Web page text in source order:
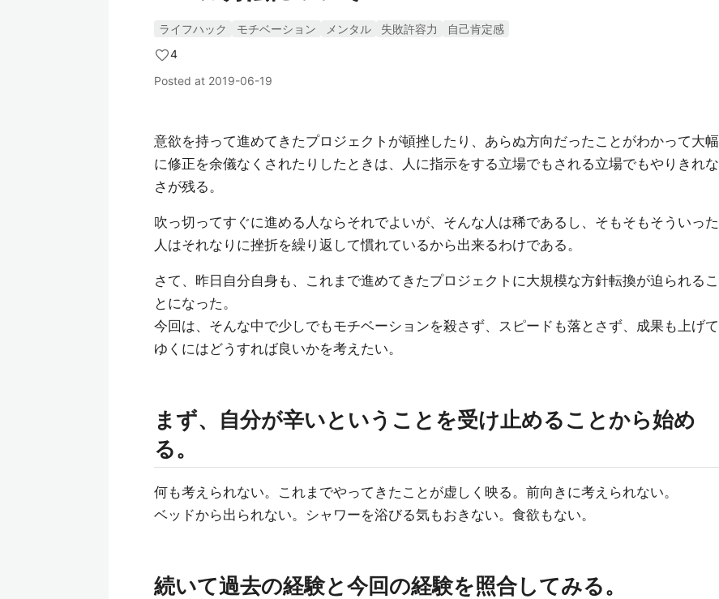
ライフハック モチベーション メンタル 失敗許容力
自己肯定感
4
Posted at 2019-06-19
意欲を持って進めてきたプロジェクトが頓挫したり、あらぬ方向だったことがわかって大幅
に修正を余儀なくされたりしたときは、人に指示をする立場でもされる立場でもやりきれな
さが残る。
吹っ切ってすぐに進める人ならそれでよいが、そんな人は稀であるし、そもそもそういった
人はそれなりに挫折を繰り返して慣れているから出来るわけである。
さて、昨日自分自身も、これまで進めてきたプロジェクトに大規模な方針転換が迫られるこ
とになった。
今回は、そんな中で少しでもモチベーションを殺さず、スピードも落とさず、成果も上げて
ゆくにはどうすれば良いかを考えたい。
まず、自分が辛いということを受け止めることから始め
る。
何も考えられない。これまでやってきたことが虚しく映る。前向きに考えられない。
ベッドから出られない。シャワーを浴びる気もおきない。食欲もない。
続いて過去の経験と今回の経験を照合してみる。